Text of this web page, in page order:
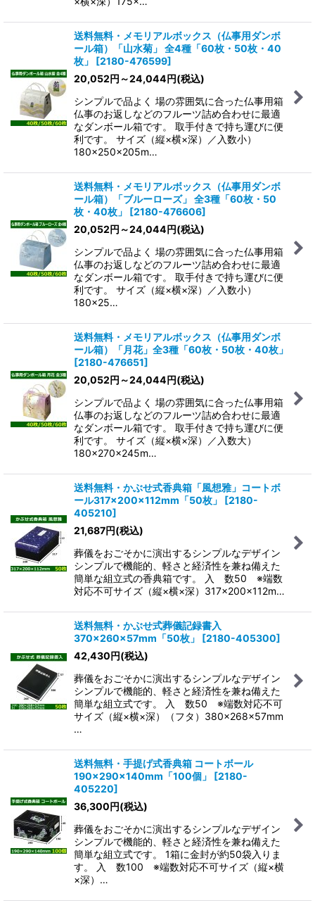
送料無料・メモリアルボックス（仏事用ダンボ
ール箱）「山水菊」 全4種「60枚・50枚・40
枚」
[2180-476599]
20,052円 ～24,044円(税込)
シンプルで品よく 場の雰囲気に合った仏事用箱
仏事のお返しなどのフルーツ詰め合わせに最適
なダンボール箱です。 取手付きで持ち運びに便
利です。 サイズ（縦×横×深）／入数小）
180×250×205m…
送料無料・メモリアルボックス（仏事用ダンボ
ール箱）「ブルーローズ」 全3種「60枚・50
枚・40枚」
[2180-476606]
20,052円 ～24,044円(税込)
シンプルで品よく 場の雰囲気に合った仏事用箱
仏事のお返しなどのフルーツ詰め合わせに最適
なダンボール箱です。 取手付きで持ち運びに便
利です。 サイズ（縦×横×深）／入数小）
180×25…
送料無料・メモリアルボックス（仏事用ダンボ
ール箱）「月花」全3種「60枚・50枚・40枚」
[2180-476651]
20,052円 ～24,044円(税込)
シンプルで品よく 場の雰囲気に合った仏事用箱
仏事のお返しなどのフルーツ詰め合わせに最適
なダンボール箱です。 取手付きで持ち運びに便
利です。 サイズ（縦×横×深）／入数大）
180×270×245m…
送料無料・かぶせ式香典箱「風想雅」コートボ
ール317×200×112mm「50枚」
[2180-
405210]
21,687円(税込)
葬儀をおごそかに演出するシンプルなデザイン
シンプルで機能的、軽さと経済性を兼ね備えた
簡単な組立式の香典箱です。 入 数50 ※端数
対応不可サイズ（縦×横×深）317×200×112m…
送料無料・かぶせ式葬儀記録書入
370×260×57mm「50枚」
[2180-405300]
42,430円(税込)
葬儀をおごそかに演出するシンプルなデザイン
シンプルで機能的、軽さと経済性を兼ね備えた
簡単な組立式です。 入 数50 ※端数対応不可
サイズ（縦×横×深）（フタ）380×268×57mm
…
送料無料・手提げ式香典箱 コートボール
190×290×140mm「100個」
[2180-
405220]
36,300円(税込)
葬儀をおごそかに演出するシンプルなデザイン
シンプルで機能的、軽さと経済性を兼ね備えた
簡単な組立式です。 1箱に金封が約50袋入りま
す。 入 数100 ※端数対応不可サイズ（縦×横
×深）…